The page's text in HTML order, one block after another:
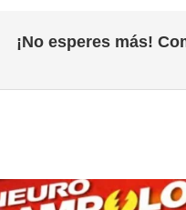
¡No esperes más!